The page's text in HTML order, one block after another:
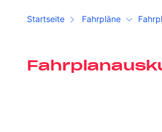
Startseite Fahrpläne